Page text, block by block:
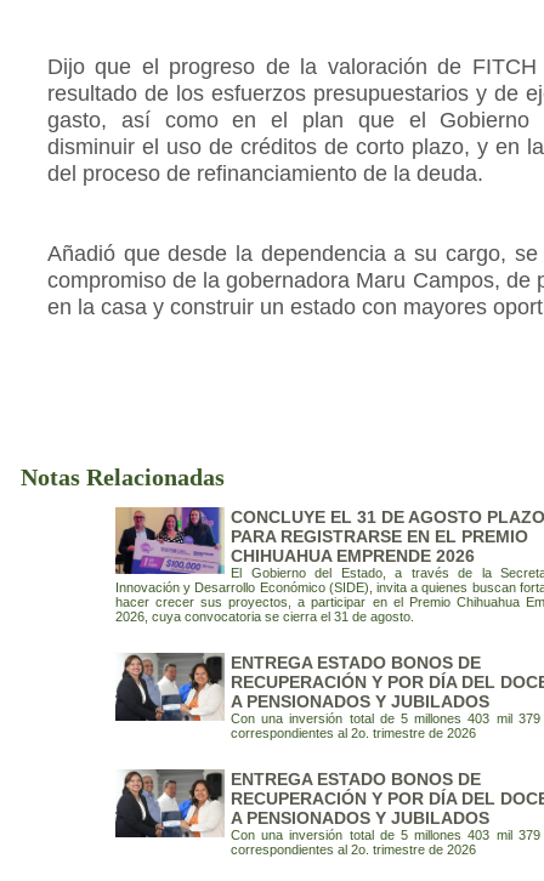
Dijo que el progreso de la valoración de
resultado de los esfuerzos presupuestarios y de
gasto, así como en el plan que el Gobierno
disminuir el uso de créditos de corto plazo, y en
del proceso de refinanciamiento de la deuda.
Añadió que desde la dependencia a su cargo,
compromiso de la gobernadora Maru Campos, de
en la casa y construir un estado con mayores
Notas Relacionadas
CONCLUYE EL 31 DE AGOSTO PLAZO
PARA REGISTRARSE EN EL PREMIO
CHIHUAHUA EMPRENDE 2026
El Gobierno del Estado, a través de la
Innovación y Desarrollo Económico (SIDE), invita a quienes buscan
hacer crecer sus proyectos, a participar en el Premio Chihuahua
2026, cuya convocatoria se cierra el 31 de agosto.
ENTREGA ESTADO BONOS DE
RECUPERACIÓN Y POR DÍA DEL
A PENSIONADOS Y JUBILADOS
Con una inversión total de 5 millones 403 mil 379
correspondientes al 2o. trimestre de 2026
ENTREGA ESTADO BONOS DE
RECUPERACIÓN Y POR DÍA DEL
A PENSIONADOS Y JUBILADOS
Con una inversión total de 5 millones 403 mil 379
correspondientes al 2o. trimestre de 2026